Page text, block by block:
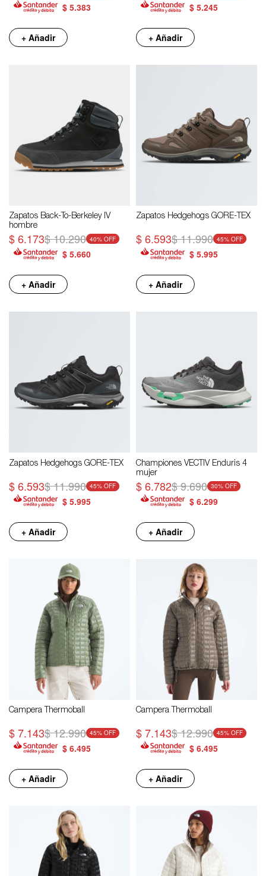
$ 5.383
+ Añadir
$ 5.245
+ Añadir
Zapatos Back-To-Berkeley IV
hombre
$6.173$10.290 40
$ 5.660
+ Añadir
Zapatos Hedgehogs GORE-TEX
$6.593$11.990 45
$ 5.995
+ Añadir
Zapatos Hedgehogs GORE-TEX
$6.593$11.990 45
$ 5.995
+ Añadir
Championes VECTIV Enduris 4
mujer
$6.782$9.690 30
$ 6.299
+ Añadir
Campera Thermoball
$7.143$12.990 45
$ 6.495
+ Añadir
Campera Thermoball
$7.143$12.990 45
$ 6.495
+ Añadir